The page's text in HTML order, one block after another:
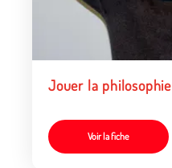
Jouer la philosophie
Voir la fiche